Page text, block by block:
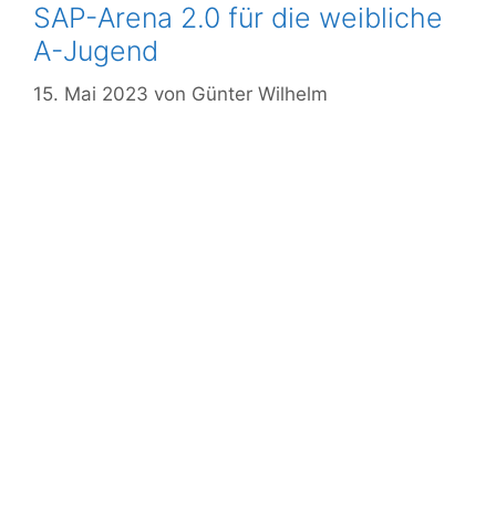
SAP-Arena 2.0 für die weibliche
A-Jugend
15. Mai 2023 von Günter Wilhelm